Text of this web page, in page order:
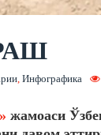
, Инфографика
жамоаси